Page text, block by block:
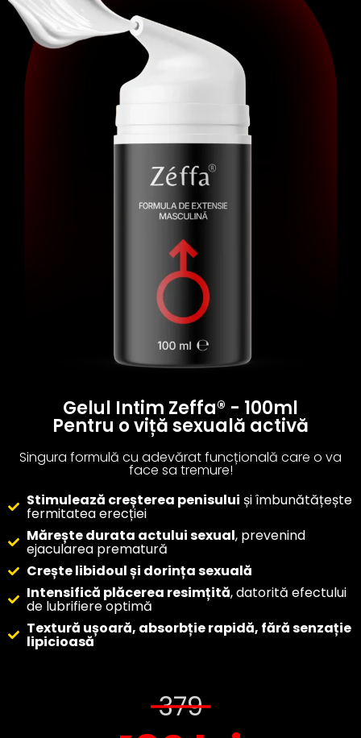
Gelul Intim Zeffa® - 100ml
Pentru o viță sexuală activă
Singura formulă cu adevărat funcțională care o va
face sa tremure!
Stimulează creșterea penisului și îmbunătățește
fermitatea erecției
Mărește durata actului sexual, prevenind
ejacularea prematură
Crește libidoul și dorința sexuală
Intensifică plăcerea resimțită, datorită efectului
de lubrifiere optimă
Textură ușoară, absorbție rapidă, fără senzație
lipicioasă
379